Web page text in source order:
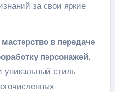
за свои яркие
в передаче
персонажей.
уникальный стиль